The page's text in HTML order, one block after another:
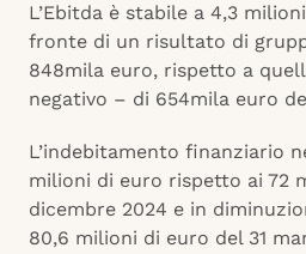
L’Ebitda è stabile a 4,3
fronte di un risultato di
848mila euro, rispetto a
negativo – di 654mila euro
L’indebitamento finanziario
milioni di euro rispetto ai 72
dicembre 2024 e in
80,6 milioni di euro del 31